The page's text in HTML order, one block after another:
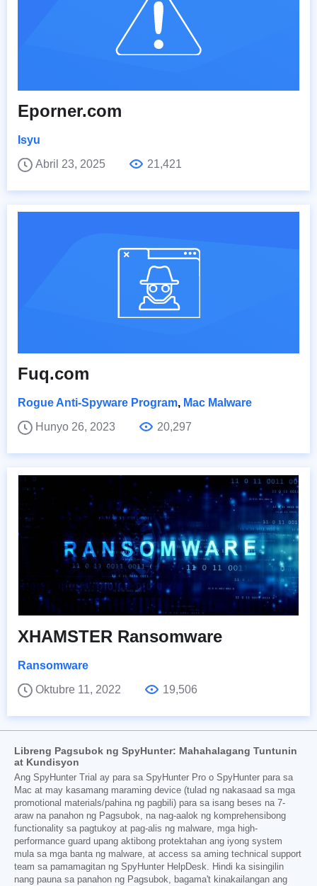
Eporner.com
Isyu
Abril 23, 2025
21,421
Fuq.com
Rogue Anti-Spyware Program, Mac Malware
Hunyo 26, 2023
20,297
XHAMSTER Ransomware
Ransomware
Oktubre 11, 2022
19,506
Libreng Pagsubok ng SpyHunter: Mahahalagang Tuntunin
at Kundisyon
Ang SpyHunter Trial ay para sa SpyHunter Pro o SpyHunter para sa
Mac at may kasamang maraming device (tulad ng nakasaad sa mga
promotional materials/pahina ng pagbili) para sa isang beses na 7-
araw na panahon ng Pagsubok, na nag-aalok ng komprehensibong
functionality sa pagtukoy at pag-alis ng malware, mga high-
performance guard upang aktibong protektahan ang iyong system
mula sa mga banta ng malware, at access sa aming technical support
team sa pamamagitan ng SpyHunter HelpDesk. Hindi ka sisingilin
nang pauna sa panahon ng Pagsubok, bagama't kinakailangan ang